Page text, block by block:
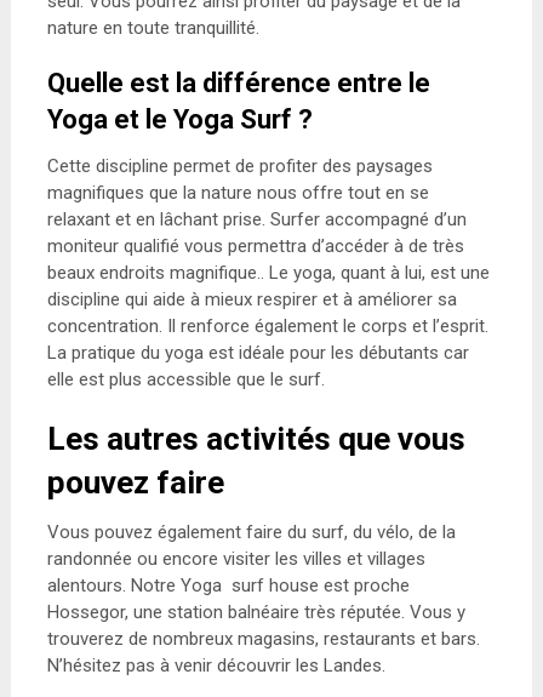
nature en toute tranquillité.
Quelle est la différence entre le
Yoga et le Yoga Surf ?
Cette discipline permet de profiter des paysages
magnifiques que la nature nous offre tout en se
relaxant et en lâchant prise. Surfer accompagné d’un
moniteur qualifié vous permettra d’accéder à de très
beaux endroits magnifique.. Le yoga, quant à lui, est une
discipline qui aide à mieux respirer et à améliorer sa
concentration. Il renforce également le corps et l’esprit.
La pratique du yoga est idéale pour les débutants car
elle est plus accessible que le surf.
Les autres activités que vous
pouvez faire
Vous pouvez également faire du surf, du vélo, de la
randonnée ou encore visiter les villes et villages
alentours. Notre Yoga surf house est proche
Hossegor, une station balnéaire très réputée. Vous y
trouverez de nombreux magasins, restaurants et bars.
N’hésitez pas à venir découvrir les Landes.